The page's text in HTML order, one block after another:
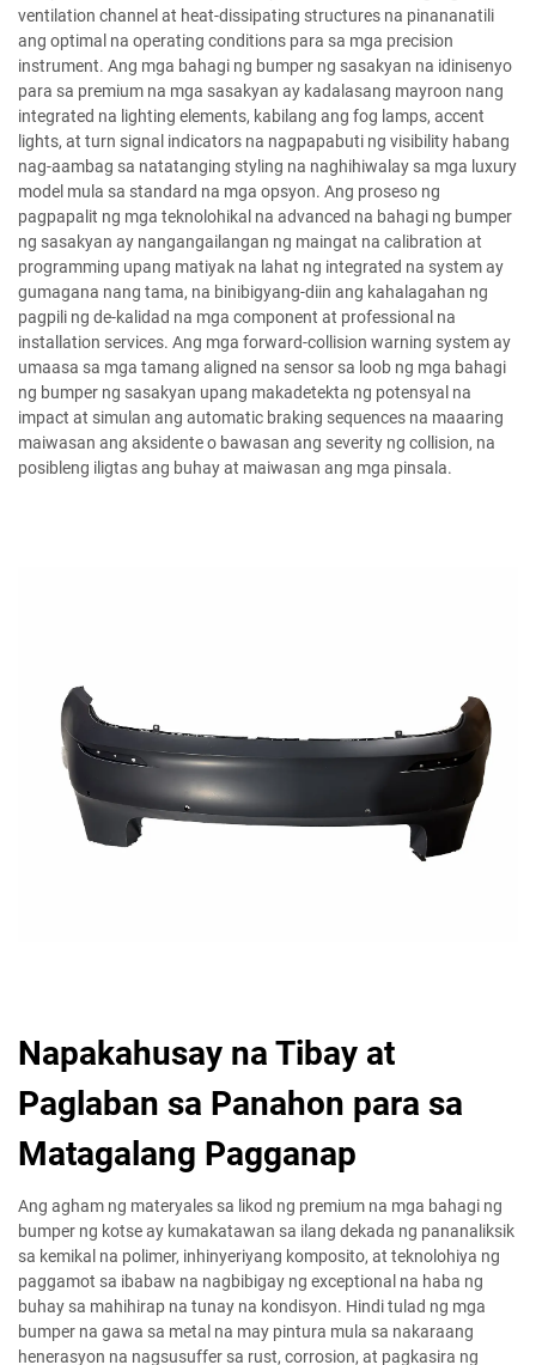
ventilation channel at heat-dissipating structures na pinananatili
ang optimal na operating conditions para sa mga precision
instrument. Ang mga bahagi ng bumper ng sasakyan na idinisenyo
para sa premium na mga sasakyan ay kadalasang mayroon nang
integrated na lighting elements, kabilang ang fog lamps, accent
lights, at turn signal indicators na nagpapabuti ng visibility habang
nag-aambag sa natatanging styling na naghihiwalay sa mga luxury
model mula sa standard na mga opsyon. Ang proseso ng
pagpapalit ng mga teknolohikal na advanced na bahagi ng bumper
ng sasakyan ay nangangailangan ng maingat na calibration at
programming upang matiyak na lahat ng integrated na system ay
gumagana nang tama, na binibigyang-diin ang kahalagahan ng
pagpili ng de-kalidad na mga component at professional na
installation services. Ang mga forward-collision warning system ay
umaasa sa mga tamang aligned na sensor sa loob ng mga bahagi
ng bumper ng sasakyan upang makadetekta ng potensyal na
impact at simulan ang automatic braking sequences na maaaring
maiwasan ang aksidente o bawasan ang severity ng collision, na
posibleng iligtas ang buhay at maiwasan ang mga pinsala.
Napakahusay na Tibay at
Paglaban sa Panahon para sa
Matagalang Pagganap
Ang agham ng materyales sa likod ng premium na mga bahagi ng
bumper ng kotse ay kumakatawan sa ilang dekada ng pananaliksik
sa kemikal na polimer, inhinyeriyang komposito, at teknolohiya ng
paggamot sa ibabaw na nagbibigay ng exceptional na haba ng
buhay sa mahihirap na tunay na kondisyon. Hindi tulad ng mga
bumper na gawa sa metal na may pintura mula sa nakaraang
henerasyon na nagsusuffer sa rust, corrosion, at pagkasira ng